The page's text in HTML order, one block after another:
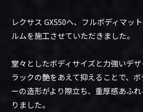
レクサス GX550へ、フルボディマッ
ルムを施工させていただきました。
堂々としたボディサイズと力強いデ
ラックの艶をあえて抑えることで、
ーの造形がより際立ち、重厚感あふ
りました。